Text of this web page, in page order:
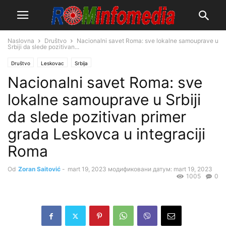
Naslovna Društvo
Nacionalni savet Roma: sve lokalne samouprave u
Srbiji da slede pozitivan...
Društvo Leskovac Srbija
Nacionalni savet Roma: sve
lokalne samouprave u Srbiji
da slede pozitivan primer
grada Leskovca u integraciji
Roma
Od Zoran Saitović - mart 19, 2023 модификовани датум: mart 19, 2023
0
1005